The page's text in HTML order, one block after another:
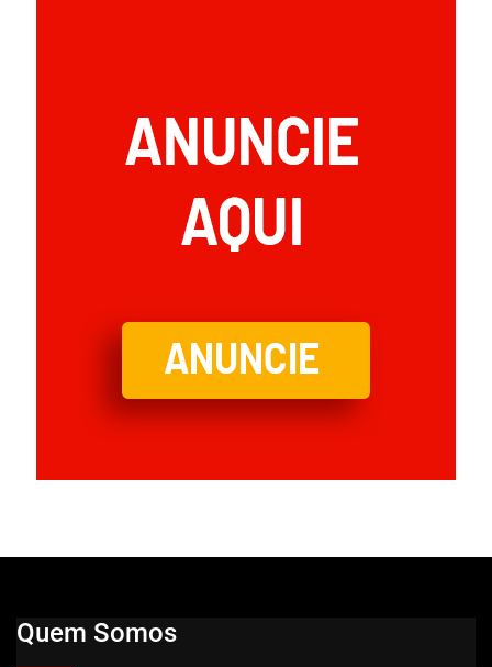
Quem Somos